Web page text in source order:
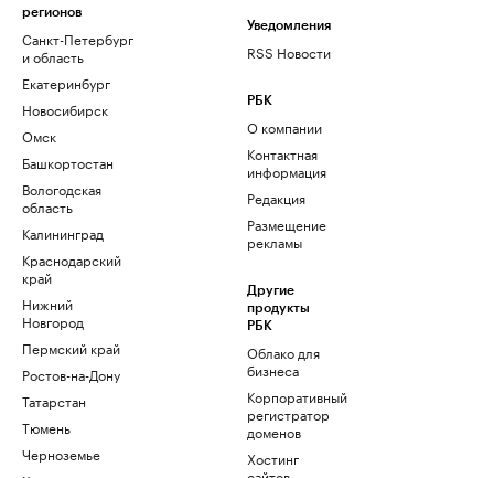
регионов
Санкт-Петербург
и область
Екатеринбург
Новосибирск
Омск
Башкортостан
Вологодская
область
Калининград
Краснодарский
край
Нижний
Новгород
Пермский край
Ростов-на-Дону
Татарстан
Тюмень
Черноземье
Уведомления
RSS Новости
РБК
О компании
Контактная
информация
Редакция
Размещение
рекламы
Другие
продукты
РБК
Облако для
бизнеса
Корпоративный
регистратор
доменов
Хостинг